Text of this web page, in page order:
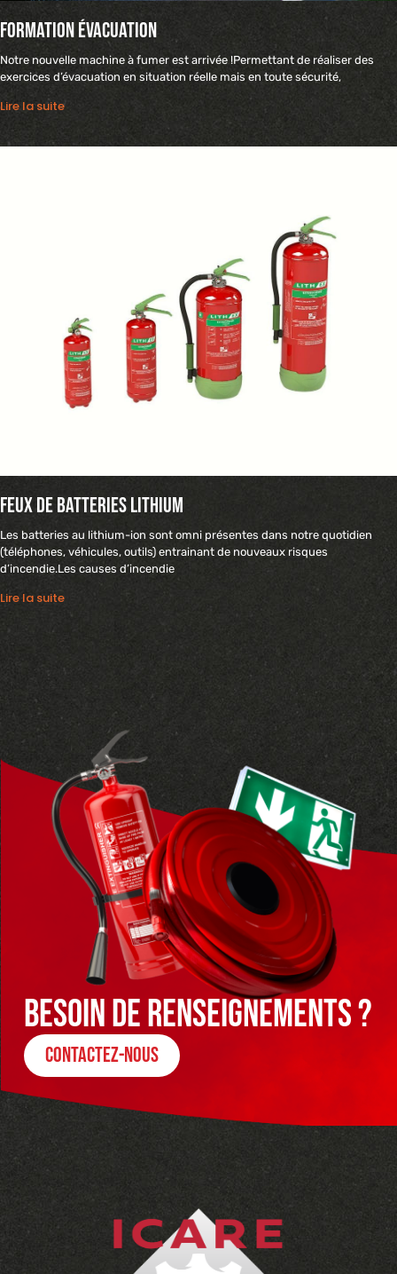
Formation évacuation
Notre nouvelle machine à fumer est arrivée !Permettant de réaliser des
exercices d’évacuation en situation réelle mais en toute sécurité,
Lire la suite
Feux de batteries Lithium
Les batteries au lithium-ion sont omni présentes dans notre quotidien
(téléphones, véhicules, outils) entrainant de nouveaux risques
d’incendie.Les causes d’incendie
Lire la suite
besoin de renseignements ?
contactez-nous